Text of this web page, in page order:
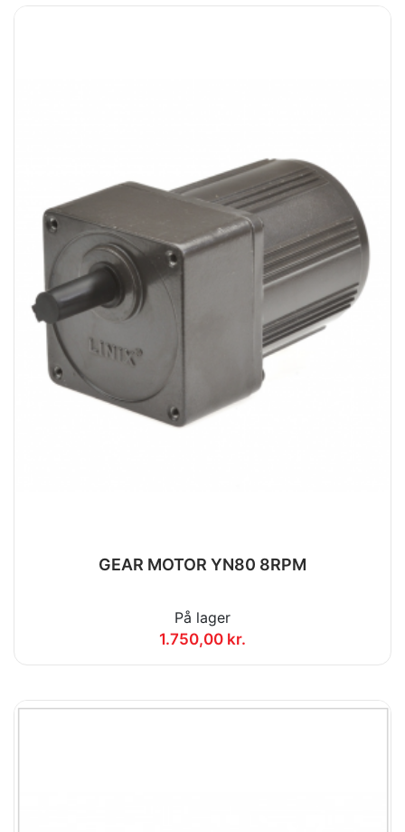
GEAR MOTOR YN80 8RPM
På lager
1.750,00 kr.